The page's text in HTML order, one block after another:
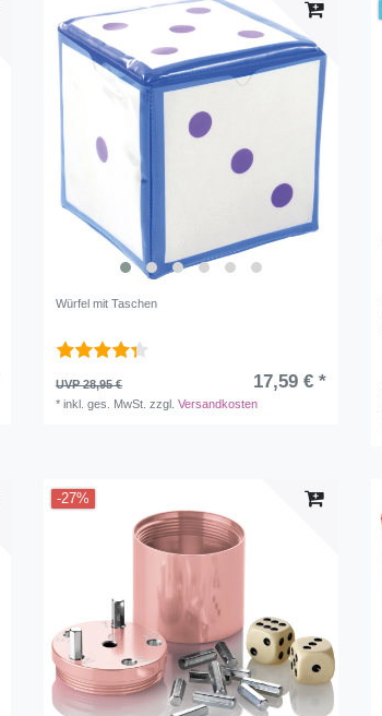
Würfel mit Taschen
UVP 28,95 € 17,59 € *
*inkl. ges. MwSt. zzgl.Versandkosten
-27%